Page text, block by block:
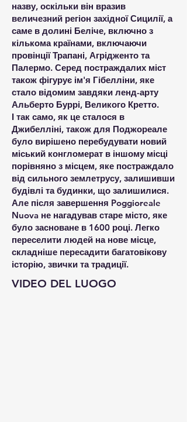
назву, оскільки він вразив
величезний регіон західної Сицилії, а
саме в долині Беліче, включно з
кількома країнами, включаючи
провінції Трапані, Агрідженто та
Палермо. Серед постраждалих міст
також фігурує ім'я Гібелліни, яке
стало відомим завдяки ленд-арту
Альберто Буррі, Великого Кретто.
І так само, як це сталося в
Джибелліні, також для Поджореале
було вирішено перебудувати новий
міський конгломерат в іншому місці
порівняно з місцем, яке постраждало
від сильного землетрусу, залишивши
будівлі та будинки, що залишилися.
Але після завершення Poggioreale
Nuova не нагадував старе місто, яке
було засноване в 1600 році. Легко
переселити людей на нове місце,
складніше пересадити багатовікову
історію, звички та традиції.
VIDEO DEL LUOGO